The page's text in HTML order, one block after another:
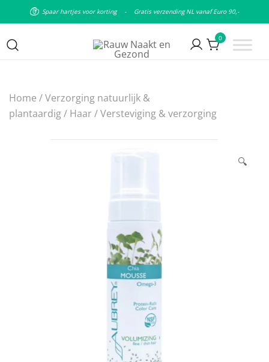
Spaar hartjes voor korting - Gratis verzending NL vanaf Euro 90,-
0
Home /Verzorging natuurlijk &
plantaardig/ Haar/Versteviging & verzorging
🔍